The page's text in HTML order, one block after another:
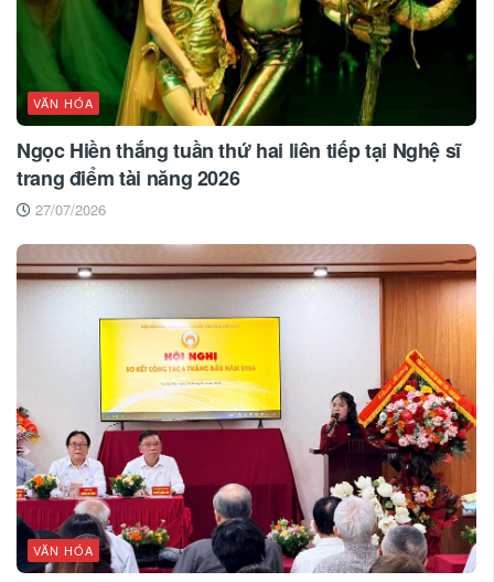
VĂN HÓA
Ngọc Hiền thắng tuần thứ hai liên tiếp tại Nghệ sĩ
trang điểm tài năng 2026
27/07/2026
VĂN HÓA